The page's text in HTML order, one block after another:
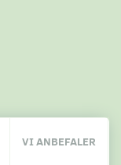
VI ANBEFALER